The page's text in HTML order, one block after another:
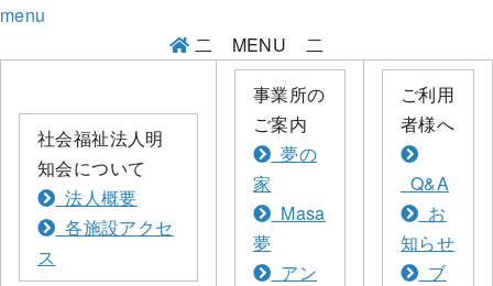
menu
二
MENU 二
社会福祉法人明
知会について
法人概要
各施設アクセ
ス
事業所の
ご案内
夢の
家
Masa
夢
アン
ご利用
者様へ
Q&A
お
知らせ
ブ